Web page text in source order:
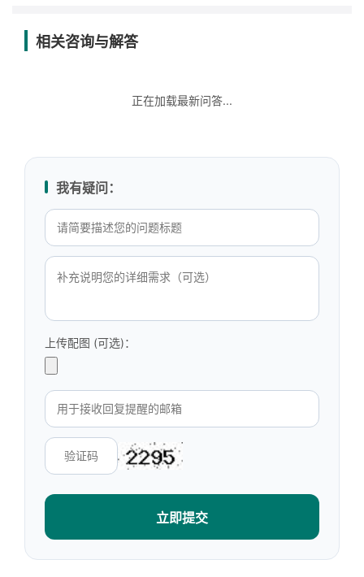
相关咨询与解答
正在加载最新问答...
我有疑问：
上传配图 (可选)：
立即提交